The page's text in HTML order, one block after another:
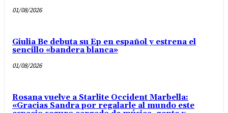
01/08/2026
Giulia Be debuta su Ep en español y estrena el
sencillo «bandera blanca»
01/08/2026
Rosana vuelve a Starlite Occident Marbella:
«Gracias Sandra por regalarle al mundo este